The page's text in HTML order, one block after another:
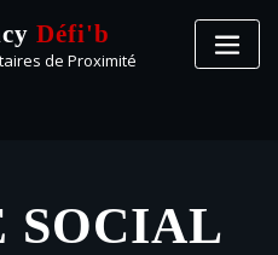
Défi'b
de Proximité
SOCIAL